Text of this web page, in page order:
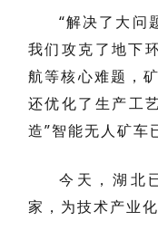
“解决了大问
我们攻克了地下
航等核心难题，
还优化了生产工
造”智能无人矿车
今天，湖北
家，为技术产业